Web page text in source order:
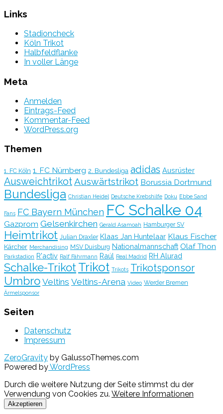
Links
Stadioncheck
Köln Trikot
Halbfeldflanke
In voller Länge
Meta
Anmelden
Eintrags-Feed
Kommentar-Feed
WordPress.org
Themen
1. FC Köln 1. FC Nürnberg 2. Bundesliga adidas Ausrüster
AusweichtrikotAuswärtstrikot Borussia Dortmund
Bundesliga Christian Heidel Deutsche Krebshilfe Doku Ebbe Sand
Fans FC Bayern München FC Schalke 04
Gazprom Gelsenkirchen Gerald Asamoah Hamburger SV
Heimtrikot Julian Draxler Klaas Jan Huntelaar Klaus Fischer
Kärcher Merchandising MSV Duisburg Nationalmannschaft Olaf Thon
Parkstadion R'activ Ralf Fährmann Raúl Real Madrid RH Alurad
Schalke-TrikotTrikot Trikots Trikotsponsor
Umbro Veltins Veltins-Arena Video Werder Bremen
Ärmelsponsor
Seiten
Datenschutz
Impressum
ZeroGravity by GalussoThemes.com
Powered byWordPress
Durch die weitere Nutzung der Seite stimmst du der
Verwendung von Cookies zu. Weitere Informationen
Akzeptieren